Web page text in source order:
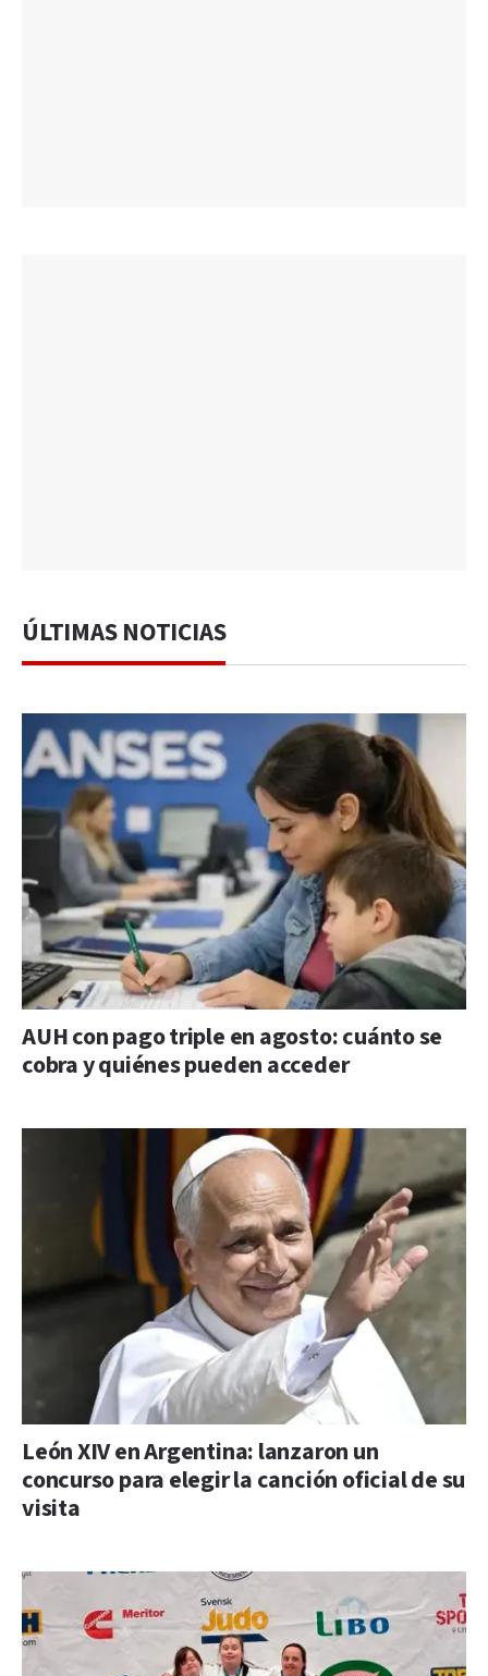
ÚLTIMAS NOTICIAS
AUH con pago triple en agosto: cuánto se
cobra y quiénes pueden acceder
León XIV en Argentina: lanzaron un
concurso para elegir la canción oficial de su
visita